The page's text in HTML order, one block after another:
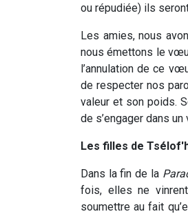
ou répudiée) ils
Les amies, nous
nous émettons le
l’annulation de ce
de respecter nos
valeur et son poids.
de s’engager dans
Les filles de
Dans la fin de la
fois, elles ne
soumettre au fait